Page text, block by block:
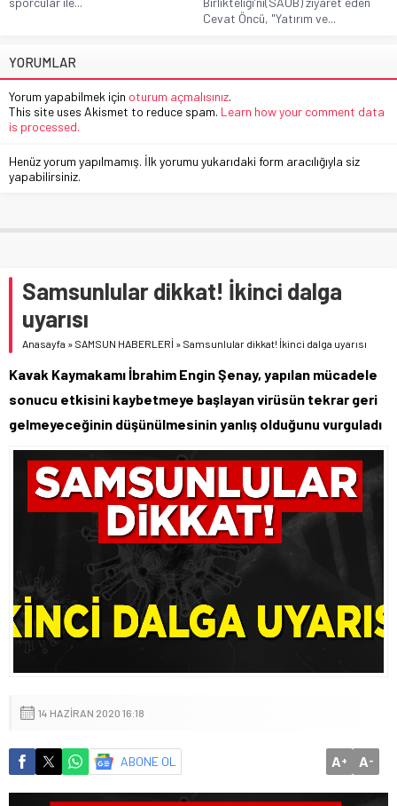
Cevat Öncü, "Yatırım ve...
YORUMLAR
Yorum yapabilmek için oturum açmalısınız.
This site uses Akismet to reduce spam. Learn how your comment data
is processed.
Henüz yorum yapılmamış. İlk yorumu yukarıdaki form aracılığıyla siz
yapabilirsiniz.
Samsunlular dikkat! İkinci dalga
uyarısı
Anasayfa » SAMSUN HABERLERİ » Samsunlular dikkat! İkinci dalga uyarısı
Kavak Kaymakamı İbrahim Engin Şenay, yapılan mücadele
sonucu etkisini kaybetmeye başlayan virüsün tekrar geri
gelmeyeceğinin düşünülmesinin yanlış olduğunu vurguladı
14 HAZIRAN 2020 16:18
ABONE OL A+ A-